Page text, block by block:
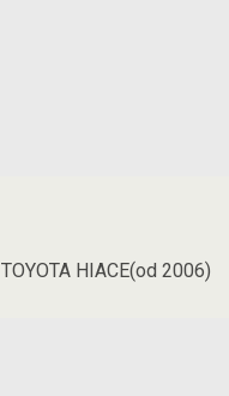
TOYOTA HIACE(od 2006)